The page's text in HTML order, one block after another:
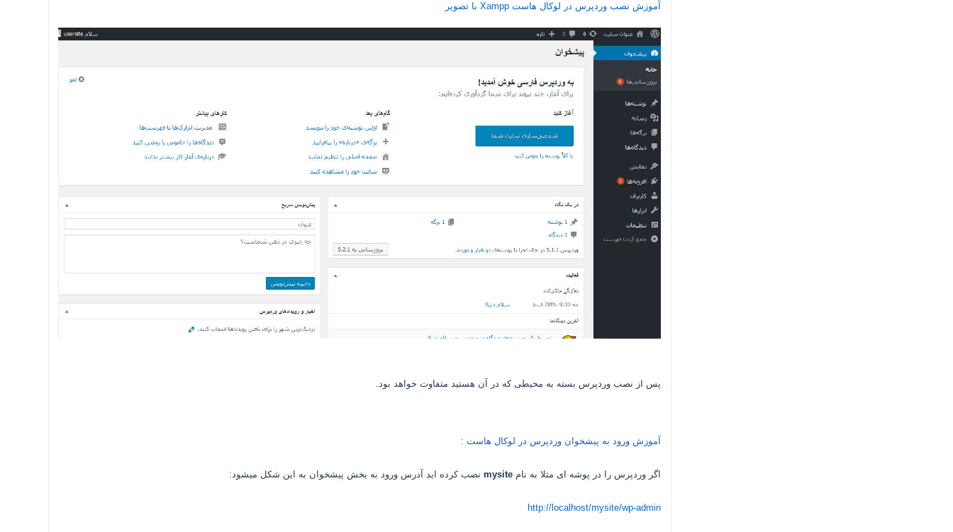
آموزش نصب وردپرس در لوکال هاست Xampp با تصویر
پس از نصب وردپرس بسته به محیطی که در آن هستید متفاوت خواهد بود.
آموزش ورود به پیشخوان وردپرس در لوکال هاست :
اگر وردپرس را در پوشه ای مثلا به نامmysite نصب کرده اید آدرس ورود به بخش پیشخوان به این شکل میشود:
http://localhost/mysite/wp-admin